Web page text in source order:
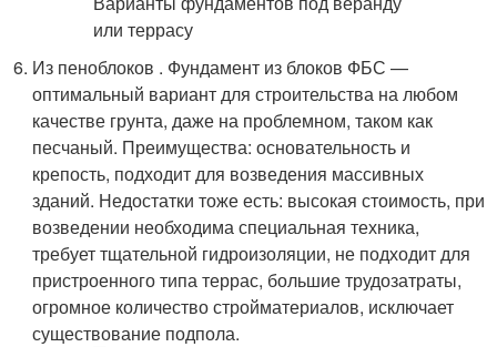
Из пеноблоков . Фундамент из блоков ФБС —
оптимальный вариант для строительства на любом
качестве грунта, даже на проблемном, таком как
песчаный. Преимущества: основательность и
крепость, подходит для возведения массивных
зданий. Недостатки тоже есть: высокая стоимость, при
возведении необходима специальная техника,
требует тщательной гидроизоляции, не подходит для
пристроенного типа террас, большие трудозатраты,
огромное количество стройматериалов, исключает
существование подпола.